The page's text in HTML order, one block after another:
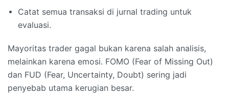
Catat semua transaksi di jurnal trading untuk
evaluasi.
Mayoritas trader gagal bukan karena salah analisis,
melainkan karena emosi. FOMO (Fear of Missing Out)
dan FUD (Fear, Uncertainty, Doubt) sering jadi
penyebab utama kerugian besar.